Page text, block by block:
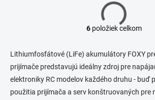
O
l
á
d
a
c
6položiek celkom
Lithiumfosfátové (LiFe) akumulátory FOXY
prijímače predstavujú ideálny zdroj pre
elektroniky RC modelov každého druhu - buď
použitia prijímača a serv konštruovaných pre